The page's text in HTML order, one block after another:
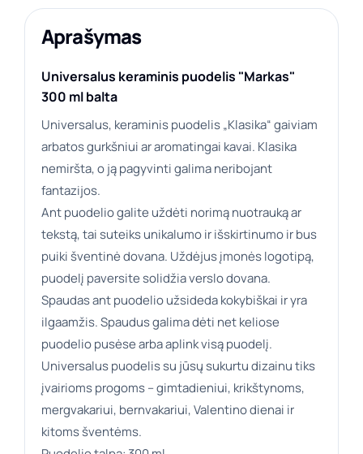
Aprašymas
Universalus keraminis puodelis "Markas"
300 ml balta
Universalus, keraminis puodelis „Klasika“ gaiviam
arbatos gurkšniui ar aromatingai kavai. Klasika
nemiršta, o ją pagyvinti galima neribojant
fantazijos.
Ant puodelio galite uždėti norimą nuotrauką ar
tekstą, tai suteiks unikalumo ir išskirtinumo ir bus
puiki šventinė dovana. Uždėjus įmonės logotipą,
puodelį paversite solidžia verslo dovana.
Spaudas ant puodelio užsideda kokybiškai ir yra
ilgaamžis. Spaudus galima dėti net keliose
puodelio pusėse arba aplink visą puodelį.
Universalus puodelis su jūsų sukurtu dizainu tiks
įvairioms progoms – gimtadieniui, krikštynoms,
mergvakariui, bernvakariui, Valentino dienai ir
kitoms šventėms.